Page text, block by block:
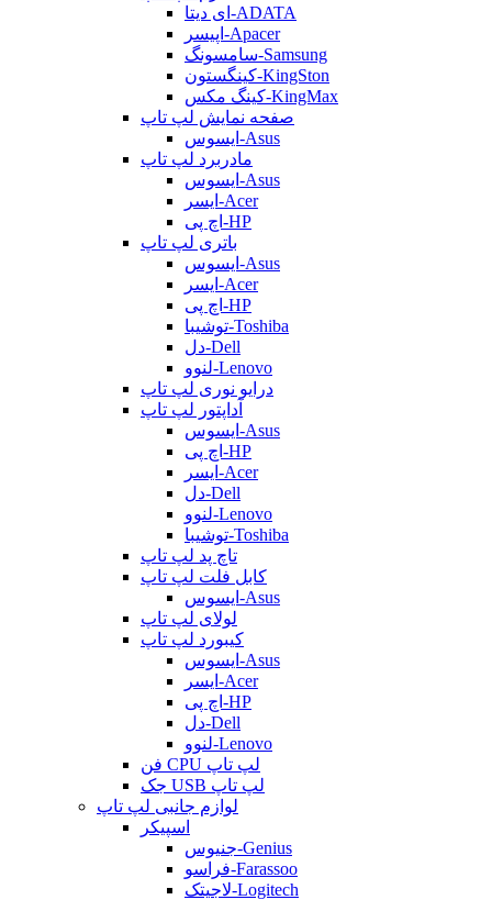
ای دیتا-ADATA
اپیسر-Apacer
سامسونگ-Samsung
کینگستون-KingSton
کینگ مکس-KingMax
صفحه نمایش لپ تاپ
ایسوس-Asus
مادربرد لپ تاپ
ایسوس-Asus
ایسر-Acer
اچ پی-HP
باتری لپ تاپ
ایسوس-Asus
ایسر-Acer
اچ پی-HP
توشیبا-Toshiba
دل-Dell
لنوو-Lenovo
درایو نوری لپ تاپ
آداپتور لپ تاپ
ایسوس-Asus
اچ پی-HP
ایسر-Acer
دل-Dell
لنوو-Lenovo
توشیبا-Toshiba
تاچ پد لپ تاپ
کابل فلت لپ تاپ
ایسوس-Asus
لولای لپ تاپ
کیبورد لپ تاپ
ایسوس-Asus
ایسر-Acer
اچ پی-HP
دل-Dell
لنوو-Lenovo
فن CPU لپ تاپ
جک USB لپ تاپ
لوازم جانبی لپ تاپ
اسپیکر
جنیوس-Genius
فراسو-Farassoo
لاجیتک-Logitech